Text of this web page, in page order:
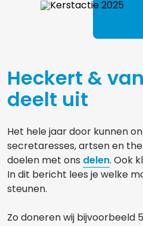
Heckert &
deelt uit
Het hele jaar door kunnen
secretaresses, artsen en
doelen met ons delen. Ook
In dit bericht lees je welke
steunen.
Zo doneren wij bijvoorbeeld